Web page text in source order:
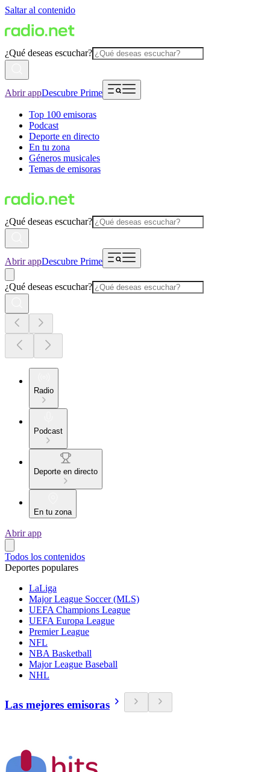
Saltar al contenido
¿Qué deseas escuchar?
Abrir appDescubre Prime
Top 100 emisoras
Podcast
Deporte en directo
En tu zona
Géneros musicales
Temas de emisoras
¿Qué deseas escuchar?
Abrir appDescubre Prime
¿Qué deseas escuchar?
Radio
Podcast
Deporte en directo
En tu zona
Abrir app
Todos los contenidos
Deportes populares
LaLiga
Major League Soccer (MLS)
UEFA Champions League
UEFA Europa League
Premier League
NFL
NBA Basketball
Major League Baseball
NHL
Las mejores emisoras